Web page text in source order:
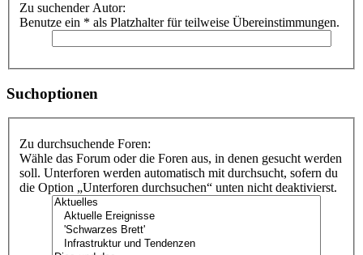
Zu suchender Autor:
Benutze ein * als Platzhalter für teilweise Übereinstimmungen.
Suchoptionen
Zu durchsuchende Foren:
Wähle das Forum oder die Foren aus, in denen gesucht werden
soll. Unterforen werden automatisch mit durchsucht, sofern du
die Option „Unterforen durchsuchen“ unten nicht deaktivierst.